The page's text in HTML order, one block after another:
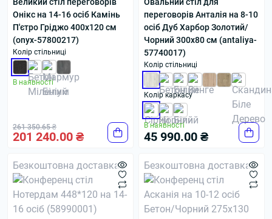
Онікс на 14-16 осіб Камінь
П'єтро Гріджо 400x120 см
(onyx-57800217)
Колір стільниці
В наявності
261 350.65 ₴
201 240.00 ₴
переговорів Анталія на 8-10
осіб Дуб Харбор Золотий/
Чорний 300x80 см (antaliya-
57740017)
Колір стільниці
Колір каркасу
В наявності
45 990.00 ₴
Безкоштовна доставка Безкоштовна доставка